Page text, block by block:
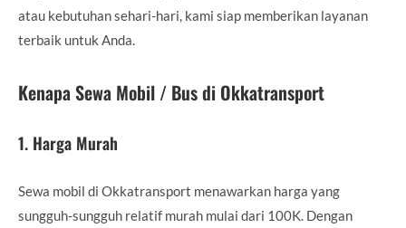
atau kebutuhan sehari-hari, kami siap memberikan layanan
terbaik untuk Anda.
Kenapa Sewa Mobil / Bus di Okkatransport
1. Harga Murah
Sewa mobil di Okkatransport menawarkan harga yang
sungguh-sungguh relatif murah mulai dari 100K. Dengan